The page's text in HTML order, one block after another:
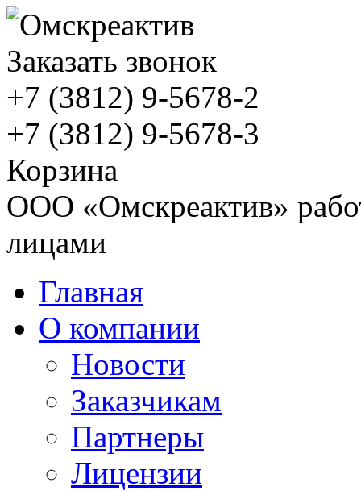
Заказать звонок
+7 (3812) 9-5678-2
+7 (3812) 9-5678-3
Корзина
ООО «Омскреактив»
лицами
Главная
О компании
Новости
Заказчикам
Партнеры
Лицензии